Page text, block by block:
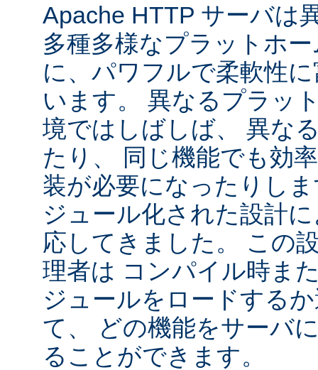
Apache HTTP サーバは
多種多様なプラットホ
に、パワフルで柔軟性
います。 異なるプラッ
境ではしばしば、 異な
たり、 同じ機能でも効
装が必要になったりし
ジュール化された設計
応してきました。 この
理者は コンパイル時ま
ジュールをロードする
て、 どの機能をサーバ
ることができます。